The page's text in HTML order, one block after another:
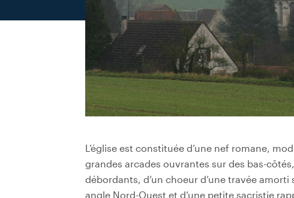
L’église est constituée d’une nef romane,
grandes arcades ouvrantes sur des bas-
débordants, d’un choeur d’une travée
angle Nord-Ouest et d’une petite sacristie